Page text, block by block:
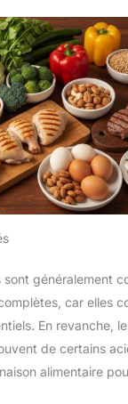
sont généralement
car elles
En revanche,
de certains
alimentaire